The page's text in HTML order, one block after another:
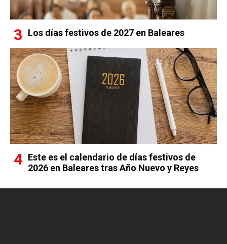
Los días festivos de 2027 en Baleares
Este es el calendario de días festivos de
2026 en Baleares tras Año Nuevo y Reyes